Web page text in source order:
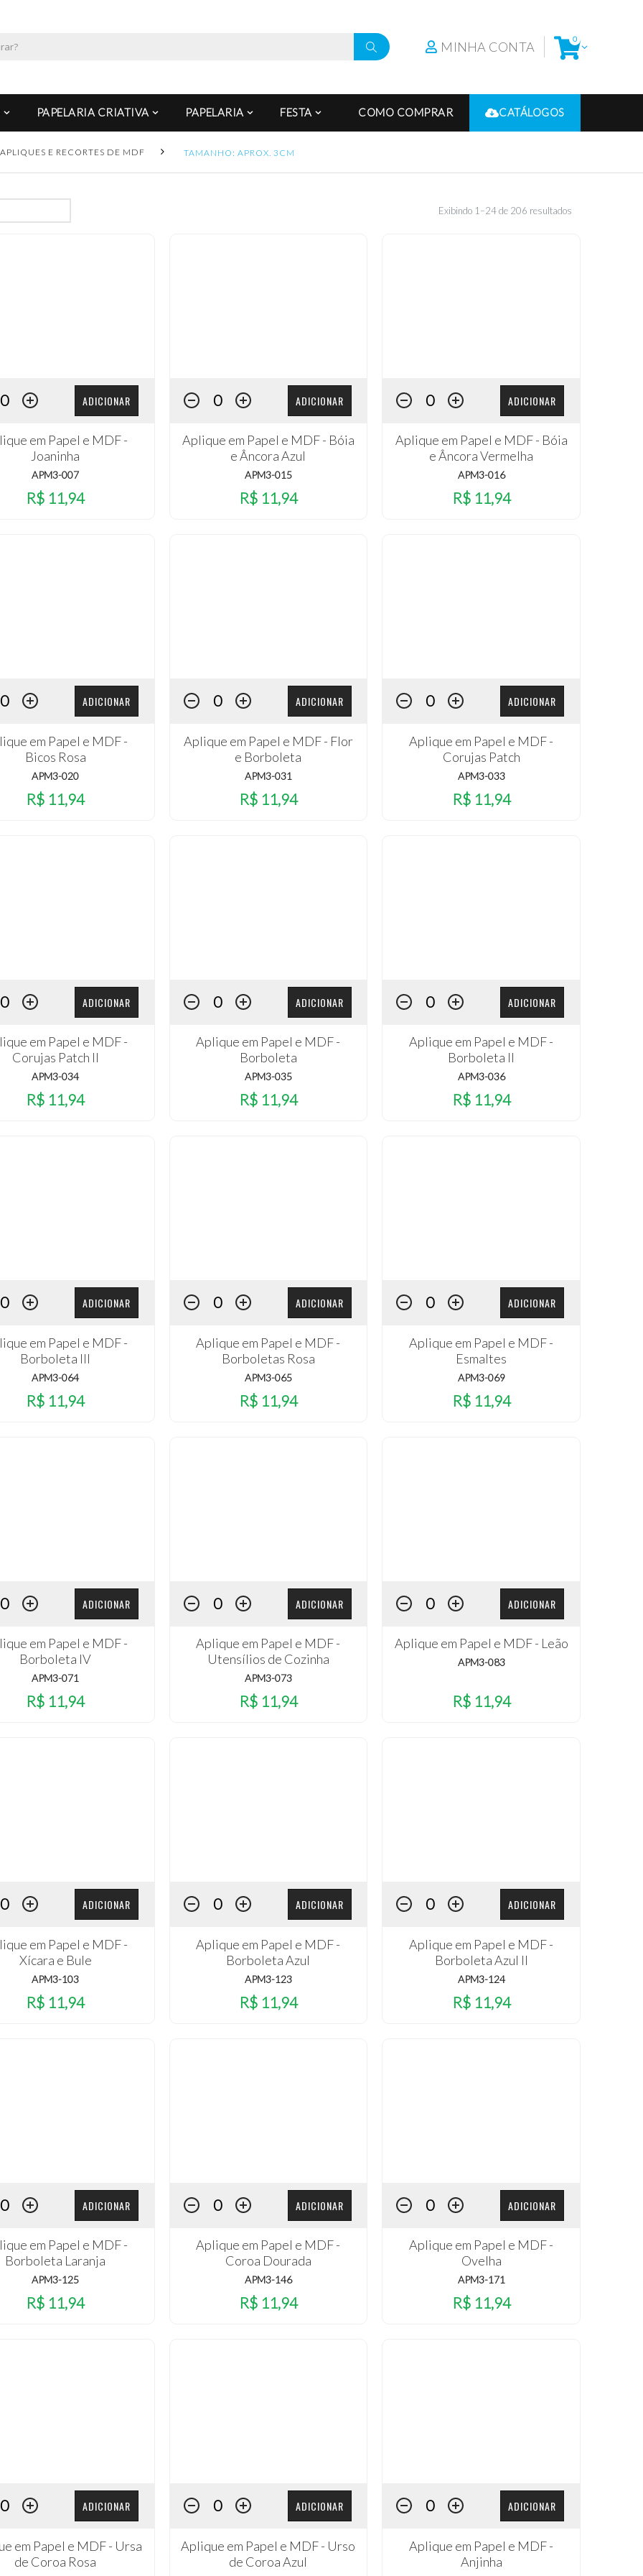
MINHA CONTA 0
PAPELARIA CRIATIVA PAPELARIA FESTA COMO COMPRAR CATÁLOGOS
APLIQUES E RECORTES DE MDF TAMANHO: APROX. 3CM
Exibindo 1–24 de 206 resultados
ADICIONAR
em Papel e MDF -
Joaninha
APM3-007
R$ 11,94
ADICIONAR
Aplique em Papel e MDF - Bóia
e Âncora Azul
APM3-015
R$ 11,94
ADICIONAR
Aplique em Papel e MDF - Bóia
e Âncora Vermelha
APM3-016
R$ 11,94
ADICIONAR
em Papel e MDF -
Bicos Rosa
APM3-020
R$ 11,94
ADICIONAR
Aplique em Papel e MDF - Flor
e Borboleta
APM3-031
R$ 11,94
ADICIONAR
Aplique em Papel e MDF -
Corujas Patch
APM3-033
R$ 11,94
ADICIONAR
em Papel e MDF -
Corujas Patch II
APM3-034
R$ 11,94
ADICIONAR
Aplique em Papel e MDF -
Borboleta
APM3-035
R$ 11,94
ADICIONAR
Aplique em Papel e MDF -
Borboleta II
APM3-036
R$ 11,94
ADICIONAR
em Papel e MDF -
Borboleta III
APM3-064
R$ 11,94
ADICIONAR
Aplique em Papel e MDF -
Borboletas Rosa
APM3-065
R$ 11,94
ADICIONAR
Aplique em Papel e MDF -
Esmaltes
APM3-069
R$ 11,94
ADICIONAR
em Papel e MDF -
Borboleta IV
APM3-071
R$ 11,94
ADICIONAR
Aplique em Papel e MDF -
Utensílios de Cozinha
APM3-073
R$ 11,94
ADICIONAR
Aplique em Papel e MDF - Leão
APM3-083
R$ 11,94
ADICIONAR
em Papel e MDF -
Xícara e Bule
APM3-103
R$ 11,94
ADICIONAR
Aplique em Papel e MDF -
Borboleta Azul
APM3-123
R$ 11,94
ADICIONAR
Aplique em Papel e MDF -
Borboleta Azul II
APM3-124
R$ 11,94
ADICIONAR
em Papel e MDF -
Borboleta Laranja
APM3-125
R$ 11,94
ADICIONAR
Aplique em Papel e MDF -
Coroa Dourada
APM3-146
R$ 11,94
ADICIONAR
Aplique em Papel e MDF -
Ovelha
APM3-171
R$ 11,94
ADICIONAR
em Papel e MDF - Ursa
de Coroa Rosa
ADICIONAR
Aplique em Papel e MDF - Urso
de Coroa Azul
ADICIONAR
Aplique em Papel e MDF -
Anjinha